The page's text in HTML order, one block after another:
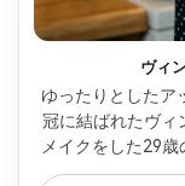
ヴィ
ゆったりとしたア
冠に結ばれたヴィ
メイクをした29
玉模様のブラウ